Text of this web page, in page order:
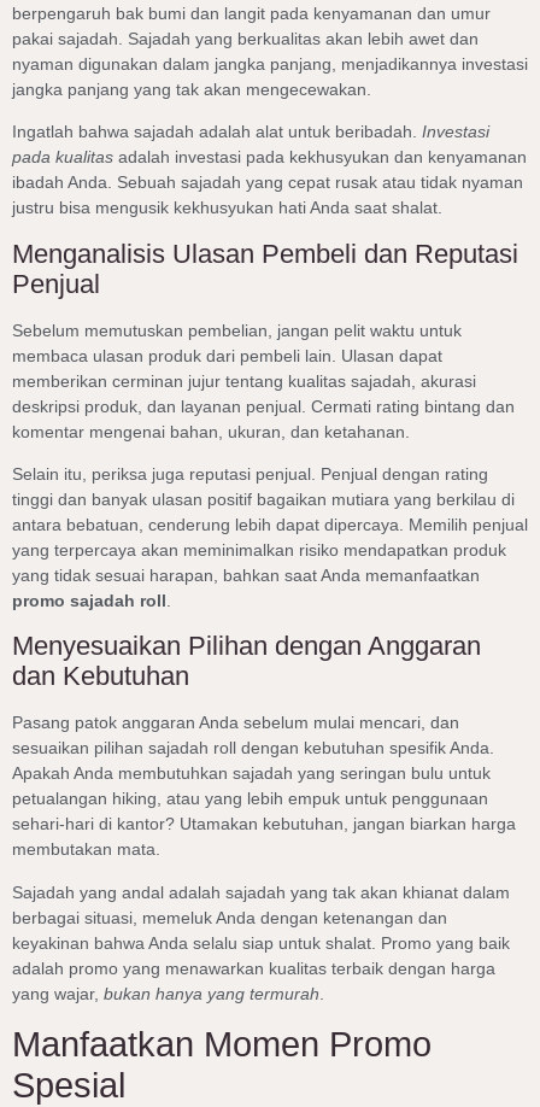
berpengaruh bak bumi dan langit pada kenyamanan dan umur
pakai sajadah. Sajadah yang berkualitas akan lebih awet dan
nyaman digunakan dalam jangka panjang, menjadikannya investasi
jangka panjang yang tak akan mengecewakan.
Ingatlah bahwa sajadah adalah alat untuk beribadah. Investasi
pada kualitas adalah investasi pada kekhusyukan dan kenyamanan
ibadah Anda. Sebuah sajadah yang cepat rusak atau tidak nyaman
justru bisa mengusik kekhusyukan hati Anda saat shalat.
Menganalisis Ulasan Pembeli dan Reputasi
Penjual
Sebelum memutuskan pembelian, jangan pelit waktu untuk
membaca ulasan produk dari pembeli lain. Ulasan dapat
memberikan cerminan jujur tentang kualitas sajadah, akurasi
deskripsi produk, dan layanan penjual. Cermati rating bintang dan
komentar mengenai bahan, ukuran, dan ketahanan.
Selain itu, periksa juga reputasi penjual. Penjual dengan rating
tinggi dan banyak ulasan positif bagaikan mutiara yang berkilau di
antara bebatuan, cenderung lebih dapat dipercaya. Memilih penjual
yang terpercaya akan meminimalkan risiko mendapatkan produk
yang tidak sesuai harapan, bahkan saat Anda memanfaatkan
promo sajadah roll
Menyesuaikan Pilihan dengan Anggaran
dan Kebutuhan
Pasang patok anggaran Anda sebelum mulai mencari, dan
sesuaikan pilihan sajadah roll dengan kebutuhan spesifik Anda.
Apakah Anda membutuhkan sajadah yang seringan bulu untuk
petualangan hiking, atau yang lebih empuk untuk penggunaan
sehari-hari di kantor? Utamakan kebutuhan, jangan biarkan harga
membutakan mata.
Sajadah yang andal adalah sajadah yang tak akan khianat dalam
berbagai situasi, memeluk Anda dengan ketenangan dan
keyakinan bahwa Anda selalu siap untuk shalat. Promo yang baik
adalah promo yang menawarkan kualitas terbaik dengan harga
yang wajar, bukan hanya yang termurah
Manfaatkan Momen Promo
Spesial